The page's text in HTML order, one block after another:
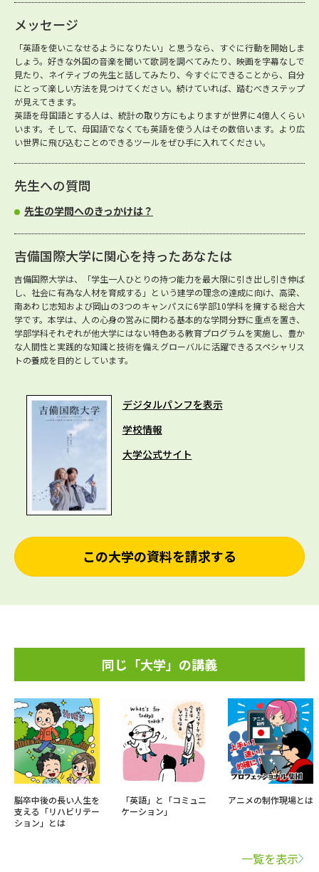
メッセージ
「英語を使いこなせるようになりたい」と思うなら、すぐに行動を開始しま
しょう。好きな外国の音楽を聞いて歌詞を調べてみたり、映画を字幕なしで
見たり、ネイティブの先生と話してみたり、今すぐにできることから、自分
にとって楽しい方法を見つけてください。続けていれば、踏むべきステップ
が見えてきます。
英語を母国語とする人は、統計の取り方にもよりますが世界に4億人くらい
います。そして、母国語でなくても英語を使う人はその数倍います。より広
い世界に飛び込むことのできるツールをぜひ手に入れてください。
先生への質問
先生の学問へのきっかけは？
吉備国際大学に関心を持ったあなたは
吉備国際大学は、「学生一人ひとりの持つ能力を最大限に引き出し引き伸ば
し、社会に有為な人材を育成する」という建学の理念の達成に向け、高梁、
南あわじ志知および岡山の3つのキャンパスに6学部10学科を擁する総合大
学です。本学は、人の心身の営みに関わる基本的な学問分野に重点を置き、
学部学科それぞれが他大学にはない特色ある教育プログラムを実施し、豊か
な人間性と実践的な知識と技術を備えグローバルに活躍できるスペシャリス
トの養成を目的としています。
デジタルパンフを表示
学校情報
大学公式サイト
この大学の資料を請求する
同じ「大学」の講義
脳卒中後の長い人生を
支える「リハビリテー
ション」とは
「英語」と「コミュニ
ケーション」
アニメの制作現場とは
一覧を表示